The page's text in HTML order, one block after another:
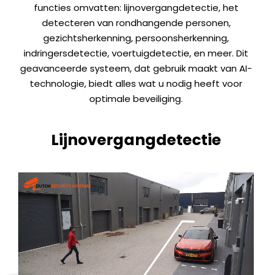
functies omvatten: lijnovergangdetectie, het
detecteren van rondhangende personen,
gezichtsherkenning, persoonsherkenning,
indringersdetectie, voertuigdetectie, en meer. Dit
geavanceerde systeem, dat gebruik maakt van AI-
technologie, biedt alles wat u nodig heeft voor
optimale beveiliging.
Lijnovergangdetectie